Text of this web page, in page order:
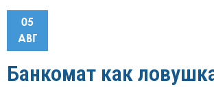
05
АВГ
Банкомат как